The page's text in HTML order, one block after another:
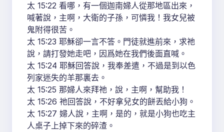
太 15:22 看哪，有一個迦南婦人從那地區出來，
喊著說，主啊，大衛的子孫，可憐我！我女兒被
鬼附得很苦。
太 15:23 耶穌卻一言不答。門徒就進前來，求祂
說，請打發她走吧，因爲她在我們後面直喊。
太 15:24 耶穌回答說，我奉差遣，不過是到以色
列家迷失的羊那裏去。
太 15:25 那婦人來拜祂，說，主啊，幫助我！
太 15:26 祂回答說，不好拿兒女的餅丟給小狗。
太 15:27 婦人說，主啊，是的，就是小狗也吃主
人桌子上掉下來的碎渣。